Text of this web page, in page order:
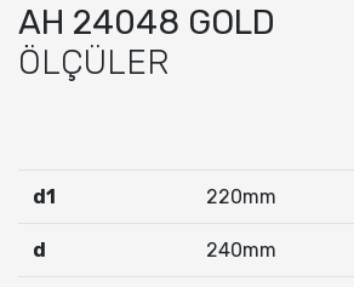
AH 24048 GOLD
ÖLÇÜLER
d1 220mm
d 240mm